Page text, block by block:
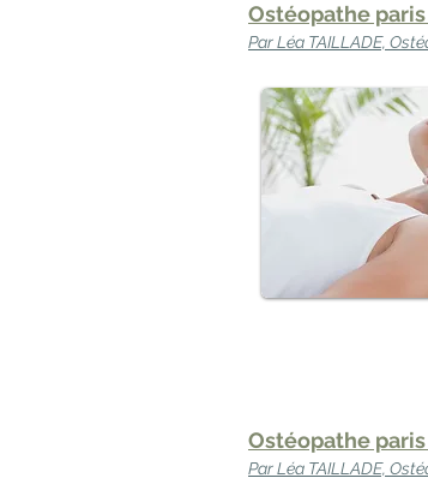
Ostéopathe paris
Par Léa TAILLADE,
Ostéopathe
Par Léa TAILLADE,